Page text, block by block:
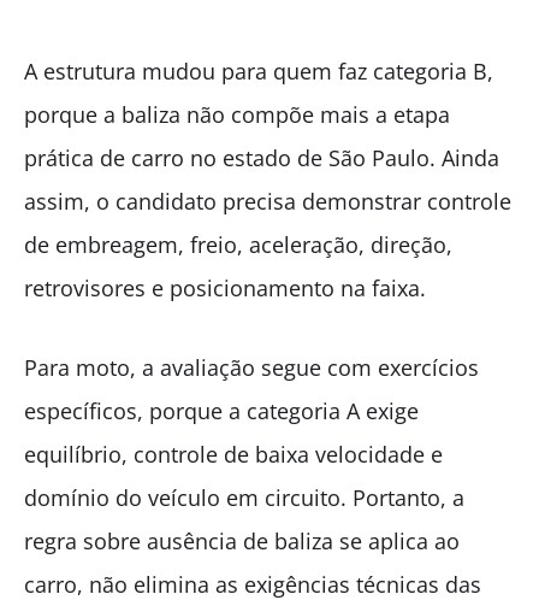
A estrutura mudou para quem faz categoria B,
porque a baliza não compõe mais a etapa
prática de carro no estado de São Paulo. Ainda
assim, o candidato precisa demonstrar controle
de embreagem, freio, aceleração, direção,
retrovisores e posicionamento na faixa.
Para moto, a avaliação segue com exercícios
específicos, porque a categoria A exige
equilíbrio, controle de baixa velocidade e
domínio do veículo em circuito. Portanto, a
regra sobre ausência de baliza se aplica ao
carro, não elimina as exigências técnicas das